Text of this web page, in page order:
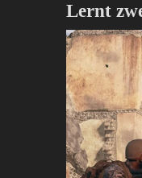
Lernt